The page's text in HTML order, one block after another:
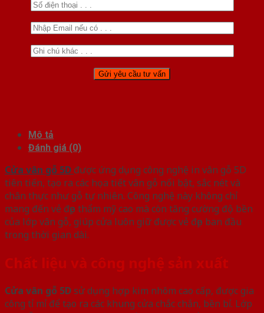
Mô tả
Đánh giá (0)
Cửa vân gỗ 5D được ứng dụng công nghệ in vân gỗ 5D
tiên tiến, tạo ra các họa tiết vân gỗ nổi bật, sắc nét và
chân thực như gỗ tự nhiên. Công nghệ này không chỉ
mang đến vẻ đẹp thẩm mỹ cao mà còn tăng cường độ bền
của lớp vân gỗ, giúp cửa luôn giữ được vẻ đẹp ban đầu
trong thời gian dài.
Chất liệu và công nghệ sản xuất
Cửa vân gỗ 5Dsử dụng hợp kim nhôm cao cấp, được gia
công tỉ mỉ để tạo ra các khung cửa chắc chắn, bền bỉ. Lớp